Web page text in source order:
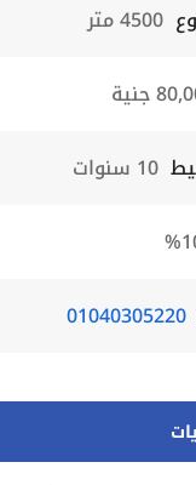
4500 متر
جنية
10 سنوات
01040305220